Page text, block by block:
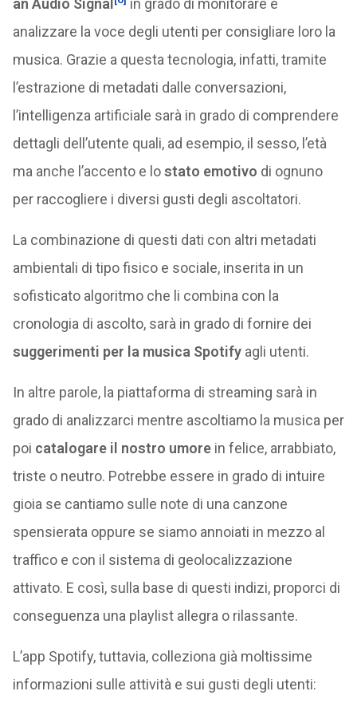
an Audio Signal
in grado di monitorare e
analizzare la voce degli utenti per consigliare loro la
musica. Grazie a questa tecnologia, infatti, tramite
l’estrazione di metadati dalle conversazioni,
l’intelligenza artificiale sarà in grado di comprendere
dettagli dell’utente quali, ad esempio, il sesso, l’età
ma anche l’accento e lostato emotivo di ognuno
per raccogliere i diversi gusti degli ascoltatori.
La combinazione di questi dati con altri metadati
ambientali di tipo fisico e sociale, inserita in un
sofisticato algoritmo che li combina con la
cronologia di ascolto, sarà in grado di fornire dei
suggerimenti per la musica Spotifyagli utenti.
In altre parole, la piattaforma di streaming sarà in
grado di analizzarci mentre ascoltiamo la musica per
poi catalogare il nostro umorein felice, arrabbiato,
triste o neutro. Potrebbe essere in grado di intuire
gioia se cantiamo sulle note di una canzone
spensierata oppure se siamo annoiati in mezzo al
traffico e con il sistema di geolocalizzazione
attivato. E così, sulla base di questi indizi, proporci di
conseguenza una playlist allegra o rilassante.
L’app Spotify, tuttavia, colleziona già moltissime
informazioni sulle attività e sui gusti degli utenti: